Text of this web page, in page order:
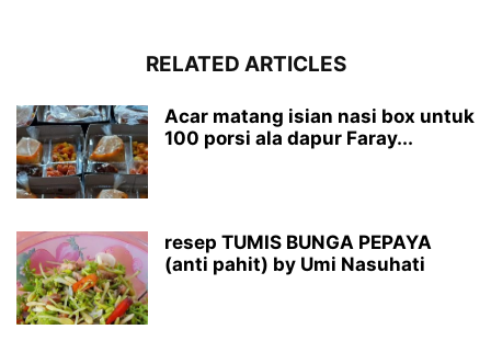
RELATED ARTICLES
Acar matang isian nasi box untuk
100 porsi ala dapur Faray...
resep TUMIS BUNGA PEPAYA
(anti pahit) by Umi Nasuhati